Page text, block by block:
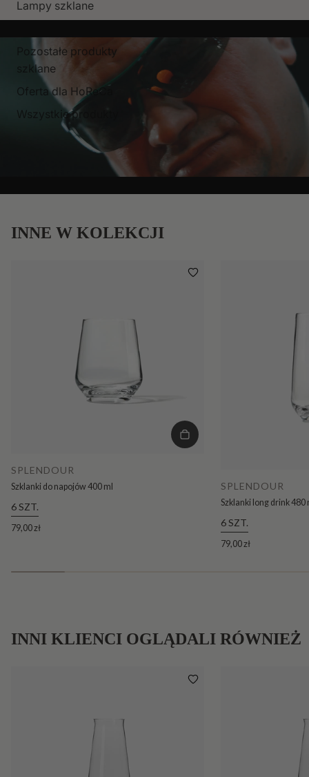
Lampy szklane
Pozostałe produkty
szklane
Oferta dla HoReCa
Wszystkie produkty
INNE W KOLEKCJI
SPLENDOUR
Szklanki do napojów 400 ml
6 SZT.
79,00 zł
SPLENDOUR
Szklanki long drink 480
6 SZT.
79,00 zł
INNI KLIENCI OGLĄDALI RÓWNIEŻ